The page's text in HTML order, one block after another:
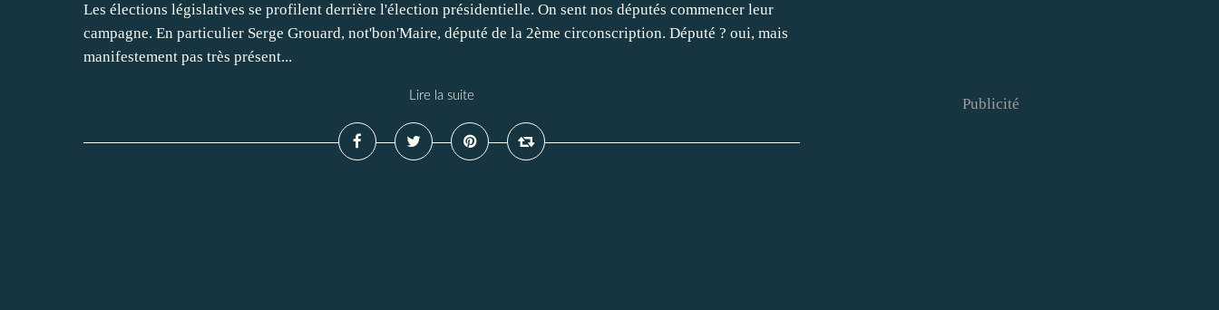
Les élections législatives se profilent derrière l'élection présidentielle. On sent nos députés commencer leur
campagne. En particulier Serge Grouard, not'bon'Maire, député de la 2ème circonscription. Député ? oui, mais
manifestement pas très présent...
Lire la suite Publicité